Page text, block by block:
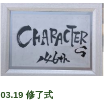
03.19 修了式